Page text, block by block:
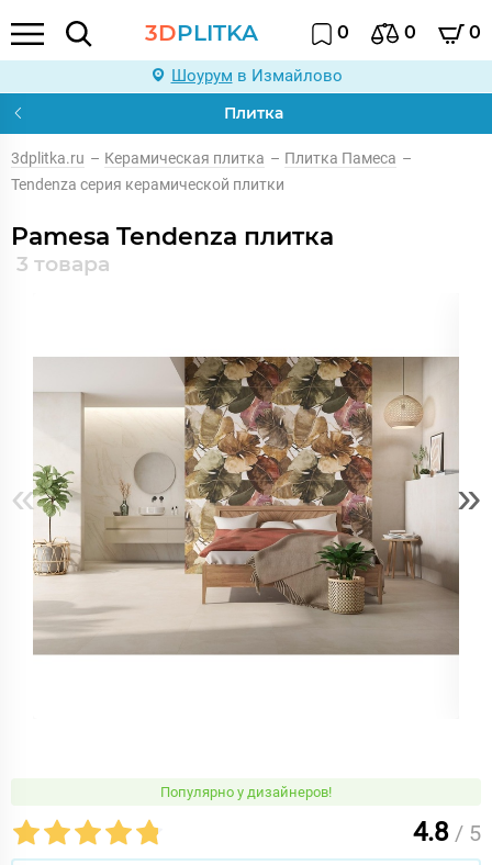
3DPLITKA 0 0 0
Шоурум в Измайлово
Плитка
3dplitka.ru – Керамическая плитка – Плитка Памеса –
Tendenza серия керамической плитки
Pamesa Tendenza плитка
3 товара
« »
Популярно у дизайнеров!
4.8 / 5